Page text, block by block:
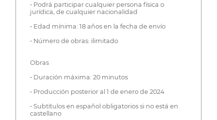
• Podrá participar cualquier persona física o
jurídica, de cualquier nacionalidad
• Edad mínima: 18 años en la fecha de envío
• Número de obras: ilimitado
Obras
• Duración máxima: 20 minutos
• Producción posterior al 1 de enero de 2024
• Subtítulos en español obligatorios si no está en
castellano